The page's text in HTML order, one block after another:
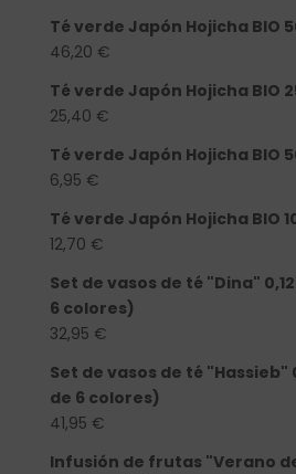
Té verde Japón Hojicha BIO
46,20 €
Té verde Japón Hojicha BIO
25,40 €
Té verde Japón Hojicha BIO
6,95 €
Té verde Japón Hojicha BIO
12,70 €
Set de vasos de té "Dina"
6 colores)
32,95 €
Set de vasos de té "Hassieb"
de 6 colores)
41,95 €
Infusión de frutas "Verano